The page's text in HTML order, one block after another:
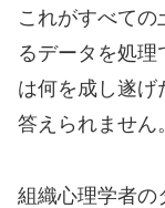
これがすべて
るデータを処
は何を成し遂げ
答えられません。
組織心理学者の